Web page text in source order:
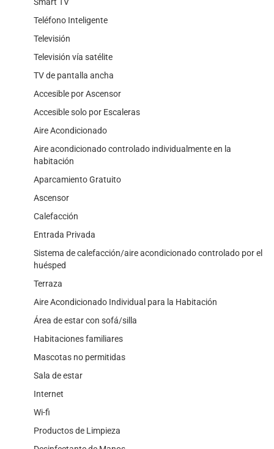
Teléfono Inteligente
Televisión
Televisión vía satélite
TV de pantalla ancha
Accesible por Ascensor
Accesible solo por Escaleras
Aire Acondicionado
Aire acondicionado controlado individualmente en la
habitación
Aparcamiento Gratuito
Ascensor
Calefacción
Entrada Privada
Sistema de calefacción/aire acondicionado controlado por el
huésped
Terraza
Aire Acondicionado Individual para la Habitación
Área de estar con sofá/silla
Habitaciones familiares
Mascotas no permitidas
Sala de estar
Internet
Wi-fi
Productos de Limpieza